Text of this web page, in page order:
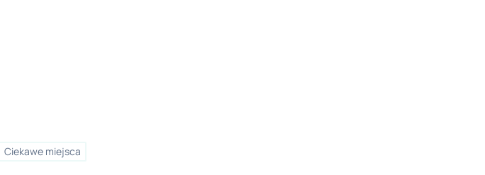
Ciekawe miejsca